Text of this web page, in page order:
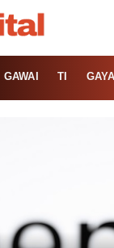
GAWAI TI